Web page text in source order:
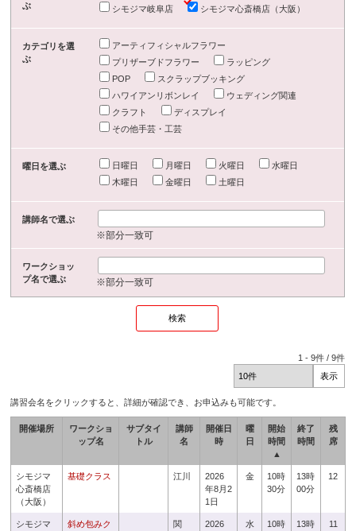
ぶ
シモジマ岐阜店
シモジマ心斎橋店（大阪）
カテゴリを選
ぶ
アーティフィシャルフラワー
プリザーブドフラワー
ラッピング
POP
スクラップブッキング
ハワイアンリボンレイ
ウェディング関連
クラフト
ディスプレイ
その他手芸・工芸
曜日を選ぶ 日曜日 月曜日 火曜日
水曜日
木曜日
金曜日 土曜日
講師名で選ぶ
※部分一致可
ワークショッ
プ名で選ぶ
※部分一致可
1 -9件 /9件
講習会名をクリックすると、詳細が確認でき、お申込みも可能です。
開催場所
ワークショ
ップ名
サブタイ
トル
講師
名
開催日
時
曜
日
開始
時間
▲
終了
時間
残
席
シモジマ
心斎橋店
（大阪）
基礎クラス 江川
2026
年8月2
1日
金
10時
30分
13時
00分
12
シモジマ
斜め包みク
関
2026
水
10時
13時
11